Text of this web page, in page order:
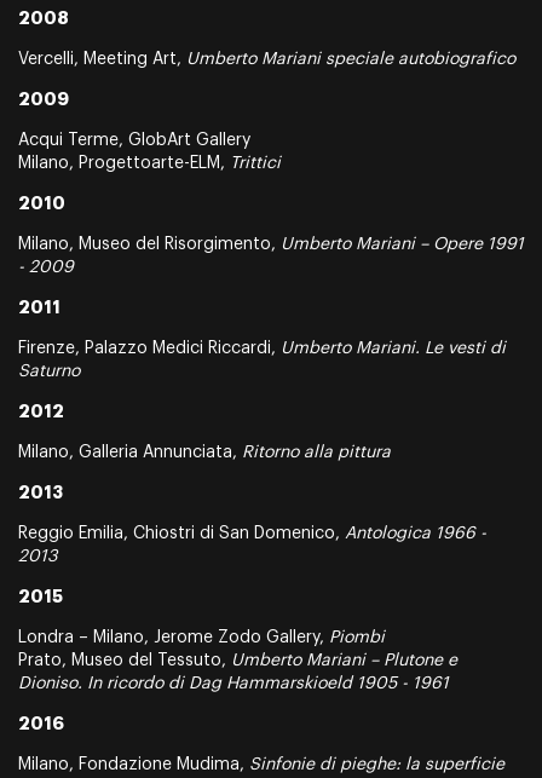
2008
Vercelli, Meeting Art, Umberto Mariani speciale autobiografico
2009
Acqui Terme, GlobArt Gallery
Milano, Progettoarte-ELM, Trittici
2010
Milano, Museo del Risorgimento, Umberto Mariani – Opere 1991
- 2009
2011
Firenze, Palazzo Medici Riccardi, Umberto Mariani. Le vesti di
Saturno
2012
Milano, Galleria Annunciata, Ritorno alla pittura
2013
Reggio Emilia, Chiostri di San Domenico, Antologica 1966 -
2013
2015
Londra – Milano, Jerome Zodo Gallery, Piombi
Prato, Museo del Tessuto, Umberto Mariani – Plutone e
Dioniso. In ricordo di Dag Hammarskioeld 1905 - 1961
2016
Milano, Fondazione Mudima, Sinfonie di pieghe: la superficie